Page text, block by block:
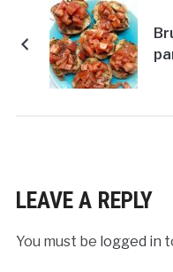
LEAVE A REPLY
You must be logged in